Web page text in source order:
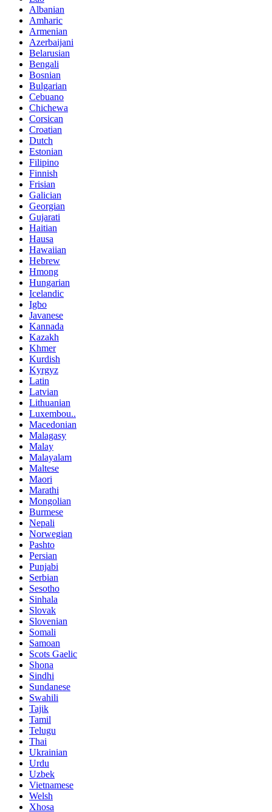
Albanian
Amharic
Armenian
Azerbaijani
Belarusian
Bengali
Bosnian
Bulgarian
Cebuano
Chichewa
Corsican
Croatian
Dutch
Estonian
Filipino
Finnish
Frisian
Galician
Georgian
Gujarati
Haitian
Hausa
Hawaiian
Hebrew
Hmong
Hungarian
Icelandic
Igbo
Javanese
Kannada
Kazakh
Khmer
Kurdish
Kyrgyz
Latin
Latvian
Lithuanian
Luxembou..
Macedonian
Malagasy
Malay
Malayalam
Maltese
Maori
Marathi
Mongolian
Burmese
Nepali
Norwegian
Pashto
Persian
Punjabi
Serbian
Sesotho
Sinhala
Slovak
Slovenian
Somali
Samoan
Scots Gaelic
Shona
Sindhi
Sundanese
Swahili
Tajik
Tamil
Telugu
Thai
Ukrainian
Urdu
Uzbek
Vietnamese
Welsh
Xhosa